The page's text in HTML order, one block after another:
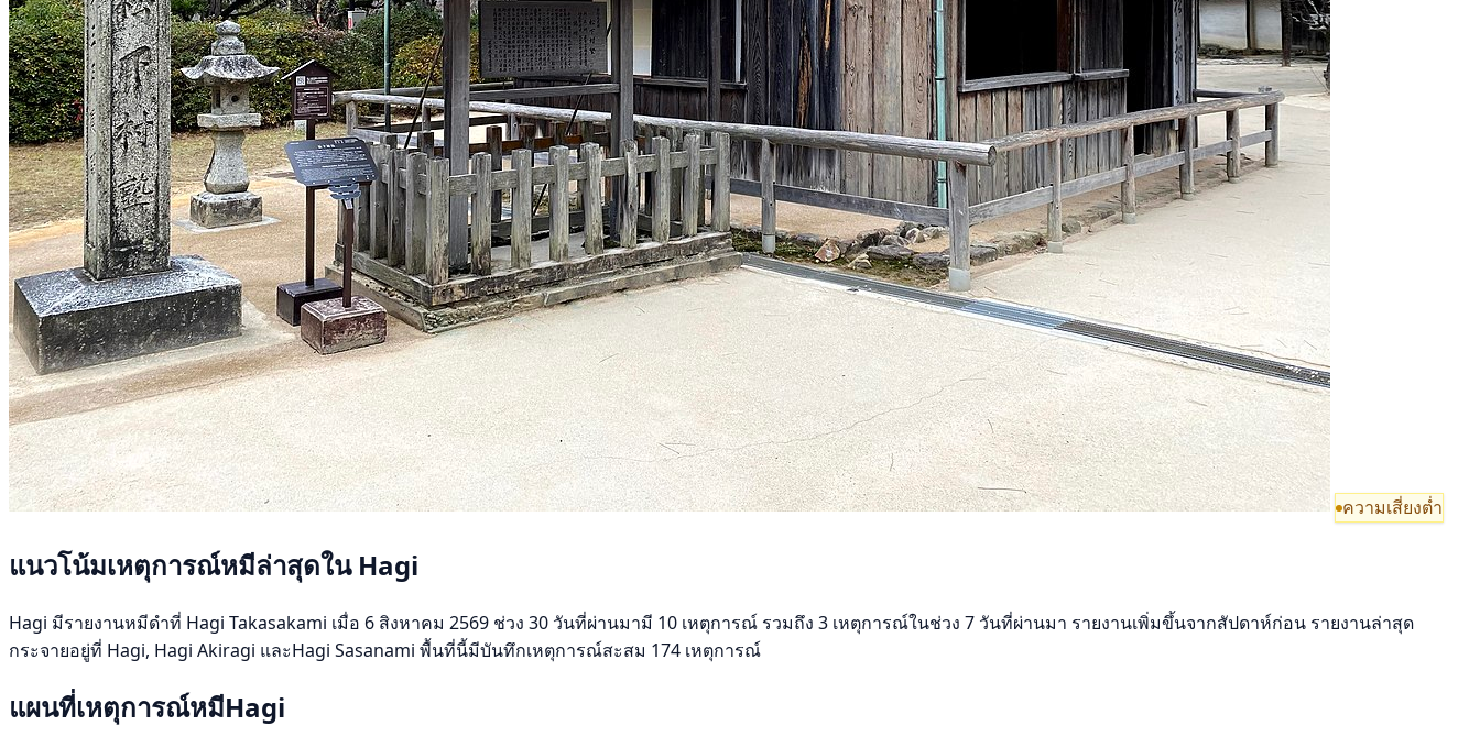
ความเสี่ยงต่ำ
แนวโน้มเหตุการณ์หมีล่าสุดใน Hagi
Hagi มีรายงานหมีดำที่ Hagi Takasakami เมื่อ 6 สิงหาคม 2569 ช่วง 30 วันที่ผ่านมามี 10 เหตุการณ์ รวมถึง 3 เหตุการณ์ในช่วง 7 วันที่ผ่านมา รายงานเพิ่มขึ้นจากสัปดาห์ก่อน รายงานล่าสุด
กระจายอยู่ที่ Hagi, Hagi Akiragi และHagi Sasanami พื้นที่นี้มีบันทึกเหตุการณ์สะสม 174 เหตุการณ์
แผนที่เหตุการณ์หมีHagi